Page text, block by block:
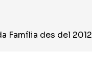
Família des del 2012